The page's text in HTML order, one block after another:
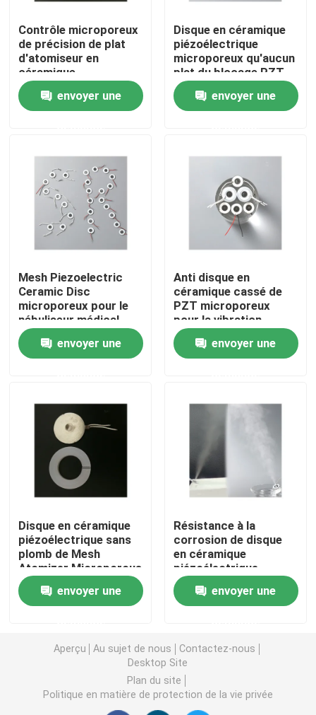
Produits
Au sujet de nous
Contrôle de qualité
Contact USA
Cas
Mesh Nebulizer portatif
Asthme Mesh Nebulizer
nébuliseur médical à mailles
Nébuliseur vibrant de maille
Nébuliseur portatif d'inhalateur
Machine d'inhalateur de toux
Machine d'inhalateur de nébuliseur
Contrôle microporeux
de précision de plat
d'atomiseur en
céramique
piézoélectrique
ultrasonique de disque
envoyer une
Disque en céramique
piézoélectrique
microporeux qu'aucun
plat du blocage PZT
n'a adapté aux besoins
du clientenvoyer une
Mesh Piezoelectric
Ceramic Disc
microporeux pour le
nébuliseur médical
envoyer une
Anti disque en
céramique cassé de
PZT microporeux
pour la vibration
médicale Mesh
Atomizerenvoyer une
Disque en céramique
piézoélectrique sans
plomb de Mesh
Atomizer Microporous
PZT de disque
envoyer une
Résistance à la
corrosion de disque
en céramique
piézoélectrique
médical pour le
nébuliseur portatif
3μM
envoyer une
Aperçu Au sujet de nous
Contactez-nous
Desktop Site
Plan du site
Politique en matière de protection de la vie privée